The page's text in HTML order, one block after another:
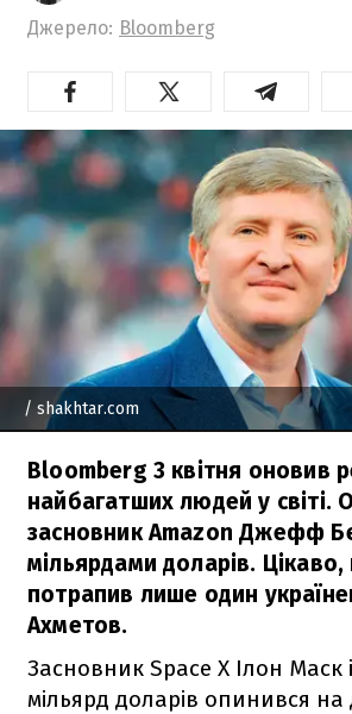
Джерело: Bloomberg
/ shakhtar.com
Bloomberg 3 квітня оновив
найбагатших людей у ​​світі.
засновник Amazon Джефф
мільярдами доларів.
потрапив лише один
Ахметов.
Засновник Space X Ілон Маск
мільярд доларів опинився на